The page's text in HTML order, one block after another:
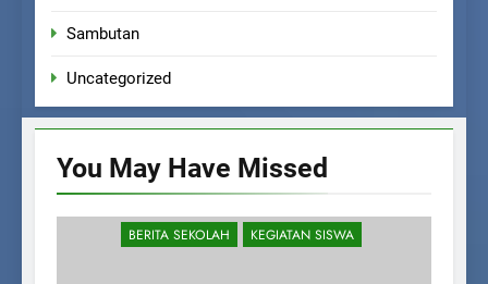
Sambutan
Uncategorized
You May Have Missed
BERITA SEKOLAH KEGIATAN SISWA